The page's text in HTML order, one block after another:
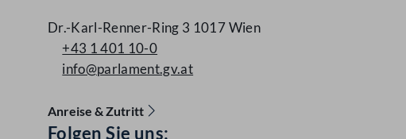
Accessibility Menu anzeigen
Dr.-Karl-Renner-Ring 3 1017 Wien
+43 1 401 10-0
info@parlament.gv.at
Anreise & Zutritt
Folgen Sie uns: